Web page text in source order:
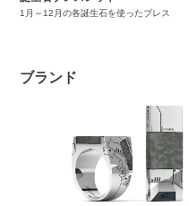
1月～12月の各誕生石を使ったブレス
ブランド